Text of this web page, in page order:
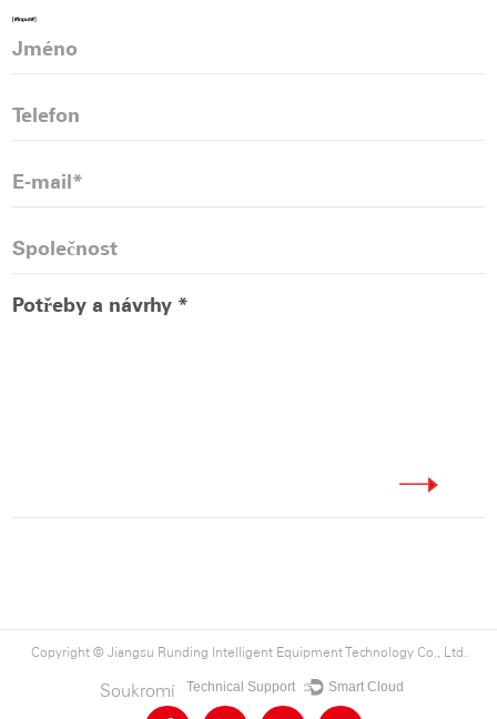
[#Input#]
Copyright © Jiangsu Runding Intelligent Equipment Technology Co., Ltd.
Soukromí Technical Support ： Smart Cloud